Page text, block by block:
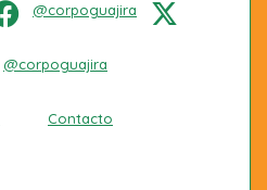
@corpoguajira
@corpoguajira
Contacto